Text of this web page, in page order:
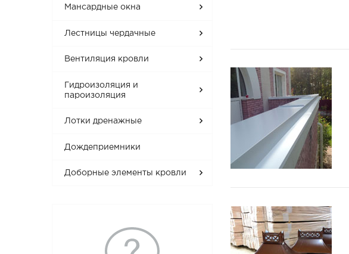
Мансардные окна
Лестницы чердачные
Вентиляция кровли
Гидроизоляция и
пароизоляция
Лотки дренажные
Дождеприемники
Доборные элементы кровли